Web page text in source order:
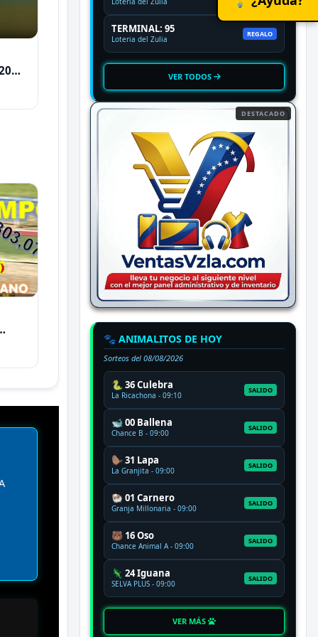
TERMINAL: 95
Loteria del Zulia
REGALO
VER TODOS
DESTACADO
🐾 ANIMALITOS DE HOY
Sorteos del 08/08/2026
🐍 36 Culebra
La Ricachona - 09:10
SALIDO
🐋 00 Ballena
Chance B - 09:00
SALIDO
🦫 31 Lapa
La Granjita - 09:00
SALIDO
🐏 01 Carnero
Granja Millonaria - 09:00
SALIDO
🐻 16 Oso
Chance Animal A - 09:00
SALIDO
🦎 24 Iguana
SELVA PLUS - 09:00
SALIDO
VER MÁS